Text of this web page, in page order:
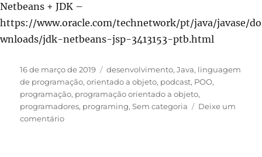
Netbeans + JDK –
https://www.oracle.com/technetwork/pt/java/javase/do
wnloads/jdk-netbeans-jsp-3413153-ptb.html
Publicado
em
16 de março de 2019 Categorias
desenvolvimento,Java, linguagem
de programação,orientado a objeto, podcast, POO,
programação, programação orientado a objeto,
programadores, programing,Sem categoria
Deixe um
comentárioem